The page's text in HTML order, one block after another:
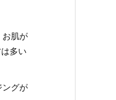
お肌が
多い
ングが